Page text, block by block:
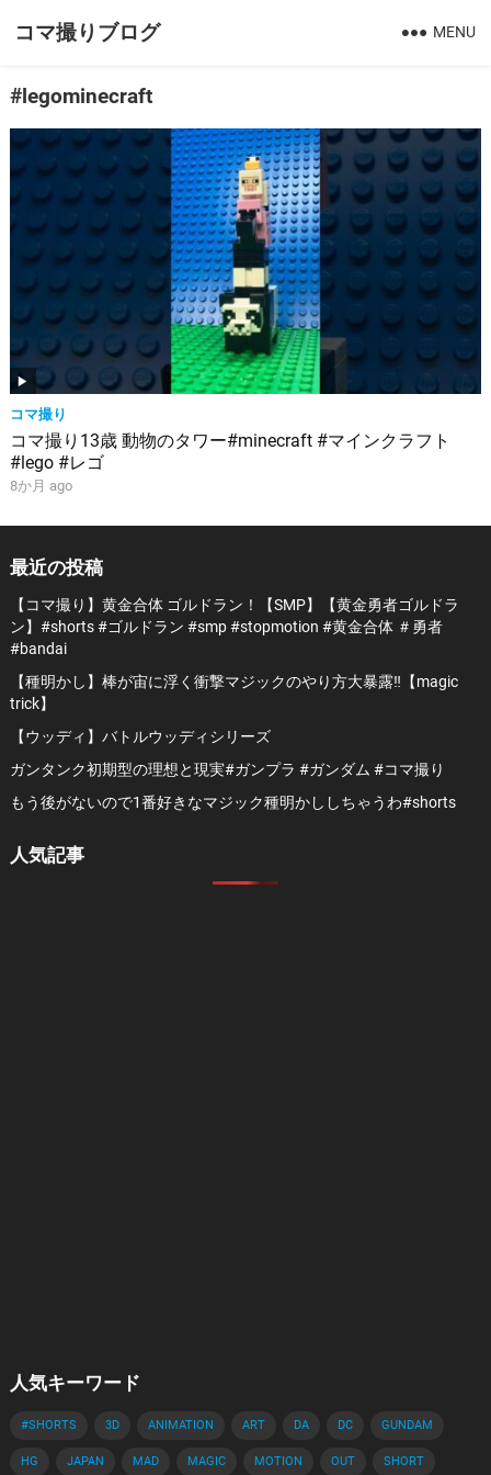
コマ撮りブログ MENU
#legominecraft
コマ撮り
コマ撮り13歳 動物のタワー#minecraft #マインクラフト
#lego #レゴ
8か月 ago
最近の投稿
【コマ撮り】黄金合体 ゴルドラン！【SMP】【黄金勇者ゴルドラ
ン】#shorts #ゴルドラン #smp #stopmotion #黄金合体 ＃勇者
#bandai
【種明かし】棒が宙に浮く衝撃マジックのやり方大暴露‼️【magic
trick】
【ウッディ】バトルウッディシリーズ
ガンタンク初期型の理想と現実#ガンプラ #ガンダム #コマ撮り
もう後がないので1番好きなマジック種明かししちゃうわ#shorts
人気記事
人気キーワード
#SHORTS 3D ANIMATION ART DA DC GUNDAM
HG JAPAN MAD MAGIC MOTION OUT SHORT